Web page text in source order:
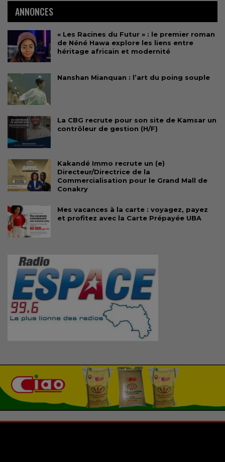
ANNONCES
« Les Racines du Futur » : le premier roman
de Néné Hawa explore les liens entre
héritage africain et modernité
Nanshan Mianquan : l’art du poing souple
La CBG recrute pour son site de Kamsar un
contrôleur de gestion (H/F)
Kakandé Immo recrute un (e)
Directeur/Directrice de la
Commercialisation pour le Grand Mall de
Conakry
Mes vacances à la carte : voyagez, payez
et profitez avec la Carte Prépayée UBA